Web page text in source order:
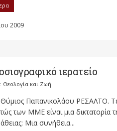
2009
ιερατείο
Θεολογία και Ζωή
Παπανικολάου ΡΕΣΑΛΤΟ.
των ΜΜΕ είναι μια δικτατορία
Μια συνήθεια...